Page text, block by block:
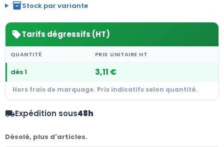
inventory_2Stock par variante
sellTarifs dégressifs (HT)
QUANTITÉ PRIX UNITAIRE HT
dès 1 3,11 €
Hors frais de marquage. Prix indicatifs selon quantité.
local_shippingExpédition sous48h
Désolé, plus d'articles.